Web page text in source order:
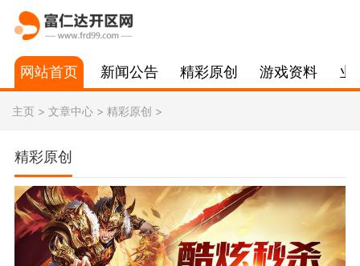
网站首页 新闻公告 精彩原创 游戏资料 业
主页 > 文章中心 > 精彩原创 >
精彩原创